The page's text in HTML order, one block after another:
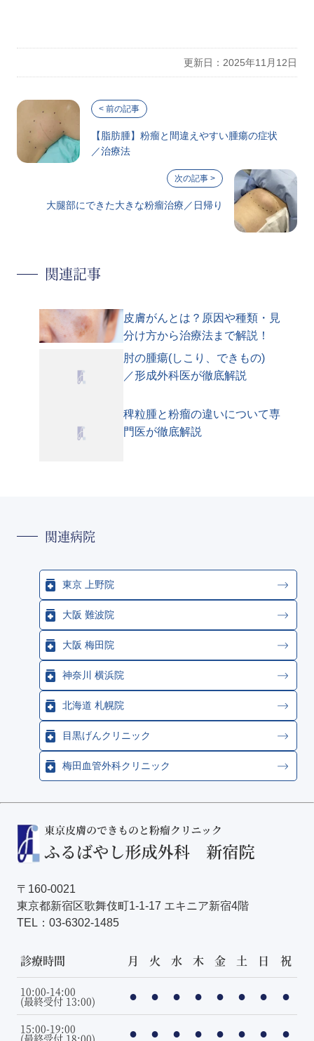
更新日：2025年11月12日
【脂肪腫】粉瘤と間違えやすい腫瘍の症状
／治療法
大腿部にできた大きな粉瘤治療／日帰り
関連記事
皮膚がんとは？原因や種類・見
分け方から治療法まで解説！
肘の腫瘍(しこり、できもの)
／形成外科医が徹底解説
稗粒腫と粉瘤の違いについて専
門医が徹底解説
関連病院
東京 上野院
大阪 難波院
大阪 梅田院
神奈川 横浜院
北海道 札幌院
目黒げんクリニック
梅田血管外科クリニック
〒160-0021
東京都新宿区歌舞伎町1-1-17 エキニア新宿4階
TEL： 03-6302-1485
診療時間 月 火 水 木 金 土 日 祝
10:00-14:00
(最終受付 13:00) ● ● ● ● ● ● ● ●
15:00-19:00
(最終受付 18:00) ● ● ● ● ● ● ● ●